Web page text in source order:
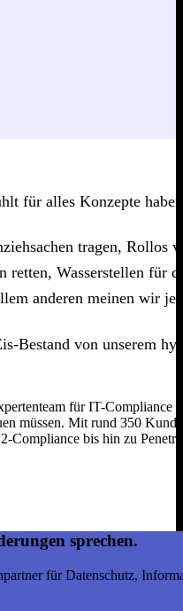
für alles Konzepte
tragen, Rollos
retten, Wasserstellen für
anderen meinen wir
Bestand von unserem
für IT-
müssen. Mit rund 350
Compliance bis hin zu
sprechen.
für Datenschutz,